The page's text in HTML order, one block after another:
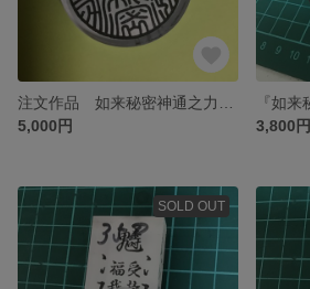
5,000円
3,800円
SOLD OUT